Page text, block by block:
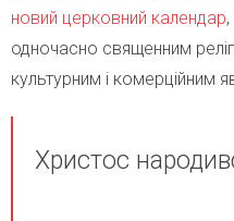
новий церковний календар
одночасно священним
культурним і комерційним
Христос